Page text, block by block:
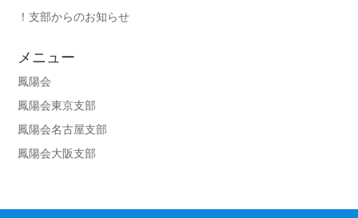
！支部からのお知らせ
メニュー
鳳陽会
鳳陽会東京支部
鳳陽会名古屋支部
鳳陽会大阪支部